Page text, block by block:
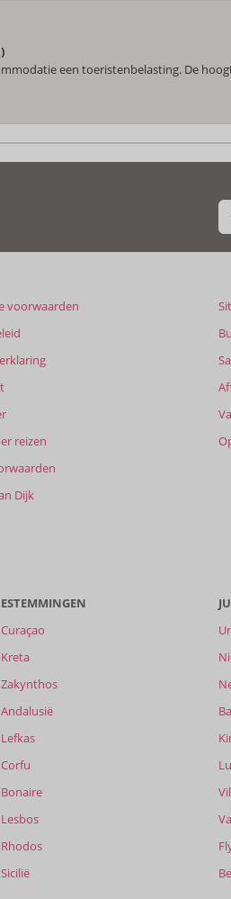
een toeristenbelasting. De
voorwaarden
reizen
Dijk